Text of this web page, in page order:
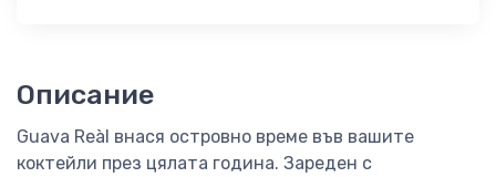
Описание
Guava Reàl внася островно време във вашите
коктейли през цялата година. Зареден с